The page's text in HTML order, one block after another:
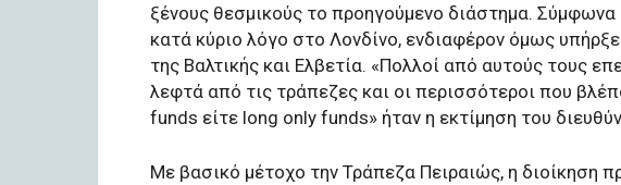
ξένους θεσμικούς το προηγούμενο διάστημα. Σύμφωνα
κατά κύριο λόγο στο Λονδίνο, ενδιαφέρον όμως
της Βαλτικής και Ελβετία. «Πολλοί από αυτούς τους
λεφτά από τις τράπεζες και οι περισσότεροι που
funds είτε long only funds» ήταν η εκτίμηση του
Με βασικό μέτοχο την Τράπεζα Πειραιώς, η διοίκηση